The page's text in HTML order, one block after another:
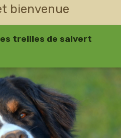
bienvenue
treilles de salvert